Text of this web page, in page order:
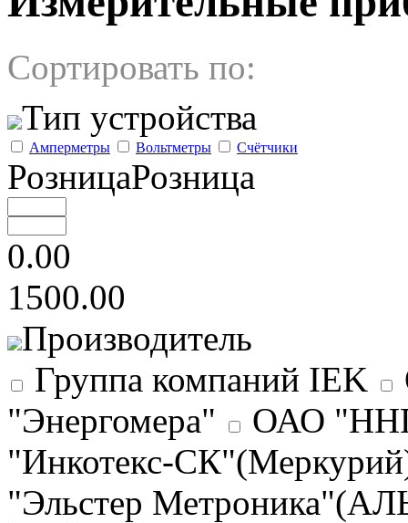
Сортировать по:
Тип устройства
Амперметры Вольтметры Счётчики
РозницаРозница
0.00
1500.00
Производитель
Группа компаний IEK
"Энергомера"
ОАО
"Инкотекс-
"Эльстер